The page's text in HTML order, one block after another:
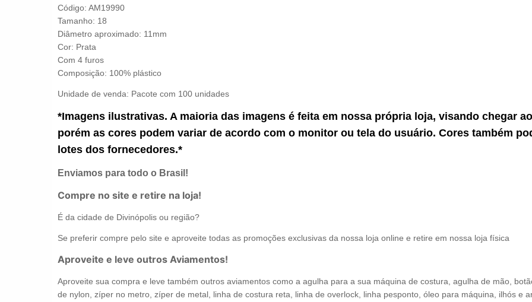
Código: AM19990
Tamanho: 18
Diâmetro aproximado: 11mm
Cor: Prata
Com 4 furos
Composição: 100% plástico
Unidade de venda: Pacote com 100 unidades
*Imagens ilustrativas. A maioria das imagens é feita em nossa própria loja, visando chegar
porém as cores podem variar de acordo com o monitor ou tela do usuário. Cores também
lotes dos fornecedores.*
Enviamos para todo o Brasil!
Compre no site e retire na loja!
É da cidade de Divinópolis ou região?
Se preferir compre pelo site e aproveite todas as promoções exclusivas da nossa loja online e retire em nossa loja física
Aproveite e leve outros Aviamentos!
Aproveite sua compra e leve também outros aviamentos como a agulha para a sua máquina de costura, agulha de mão,
de nylon, zíper no metro, zíper de metal, linha de costura reta, linha de overlock, linha pesponto, óleo para máquina, ilhós e